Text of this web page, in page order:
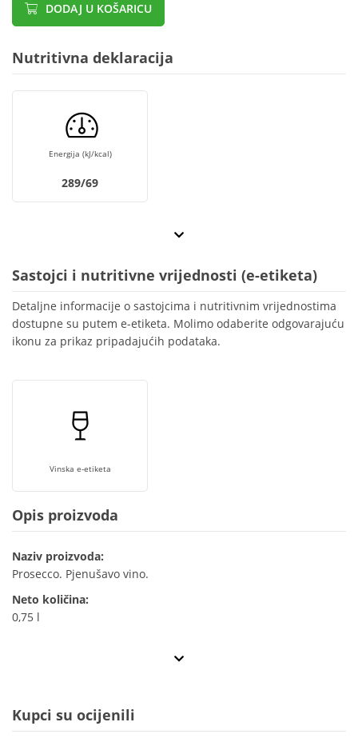
DODAJ U KOŠARICU
Nutritivna deklaracija
Energija (kJ/kcal)
289/69
Sastojci i nutritivne vrijednosti (e-etiketa)
Detaljne informacije o sastojcima i nutritivnim vrijednostima
dostupne su putem e-etiketa. Molimo odaberite odgovarajuću
ikonu za prikaz pripadajućih podataka.
Vinska e-etiketa
Opis proizvoda
Naziv proizvoda:
Prosecco. Pjenušavo vino.
Neto količina:
0,75 l
Kupci su ocijenili